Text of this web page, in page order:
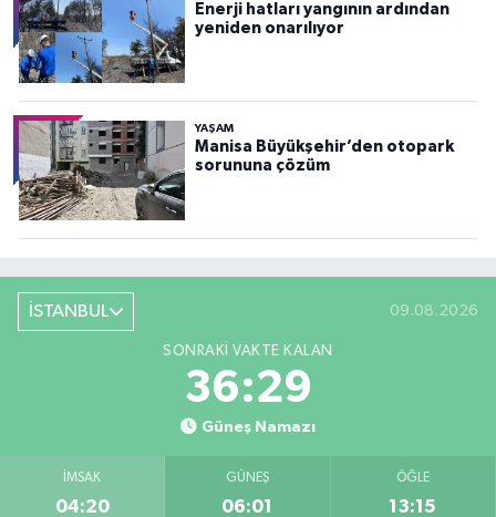
Enerji hatları yangının ardından
yeniden onarılıyor
YAŞAM
Manisa Büyükşehir’den otopark
sorununa çözüm
İSTANBUL 09.08.2026
SONRAKI VAKTE KALAN
36:27
Güneş Namazı
İMSAK
04:20
GÜNEŞ
06:01
ÖĞLE
13:15